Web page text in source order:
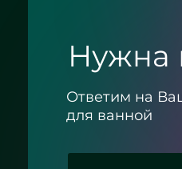
Нужна
Ответим на
для ванной